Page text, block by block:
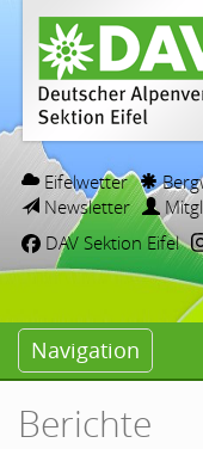
Eifelwetter
Newsletter
DAV Sektion Eifel
Navigation
Berichte